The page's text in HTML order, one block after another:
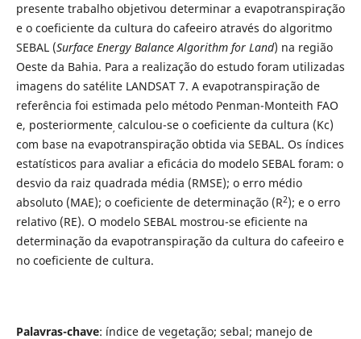
presente trabalho objetivou determinar a evapotranspiração
e o coeficiente da cultura do cafeeiro através do algoritmo
SEBAL (Surface Energy Balance Algorithm for Land) na região
Oeste da Bahia. Para a realização do estudo foram utilizadas
imagens do satélite LANDSAT 7. A evapotranspiração de
referência foi estimada pelo método Penman-Monteith FAO
e, posteriormente, calculou-se o coeficiente da cultura (Kc)
com base na evapotranspiração obtida via SEBAL. Os índices
estatísticos para avaliar a eficácia do modelo SEBAL foram: o
desvio da raiz quadrada média (RMSE); o erro médio
absoluto (MAE); o coeficiente de determinação (R2); e o erro
relativo (RE). O modelo SEBAL mostrou-se eficiente na
determinação da evapotranspiração da cultura do cafeeiro e
no coeficiente de cultura.
Palavras-chave: índice de vegetação; sebal; manejo de